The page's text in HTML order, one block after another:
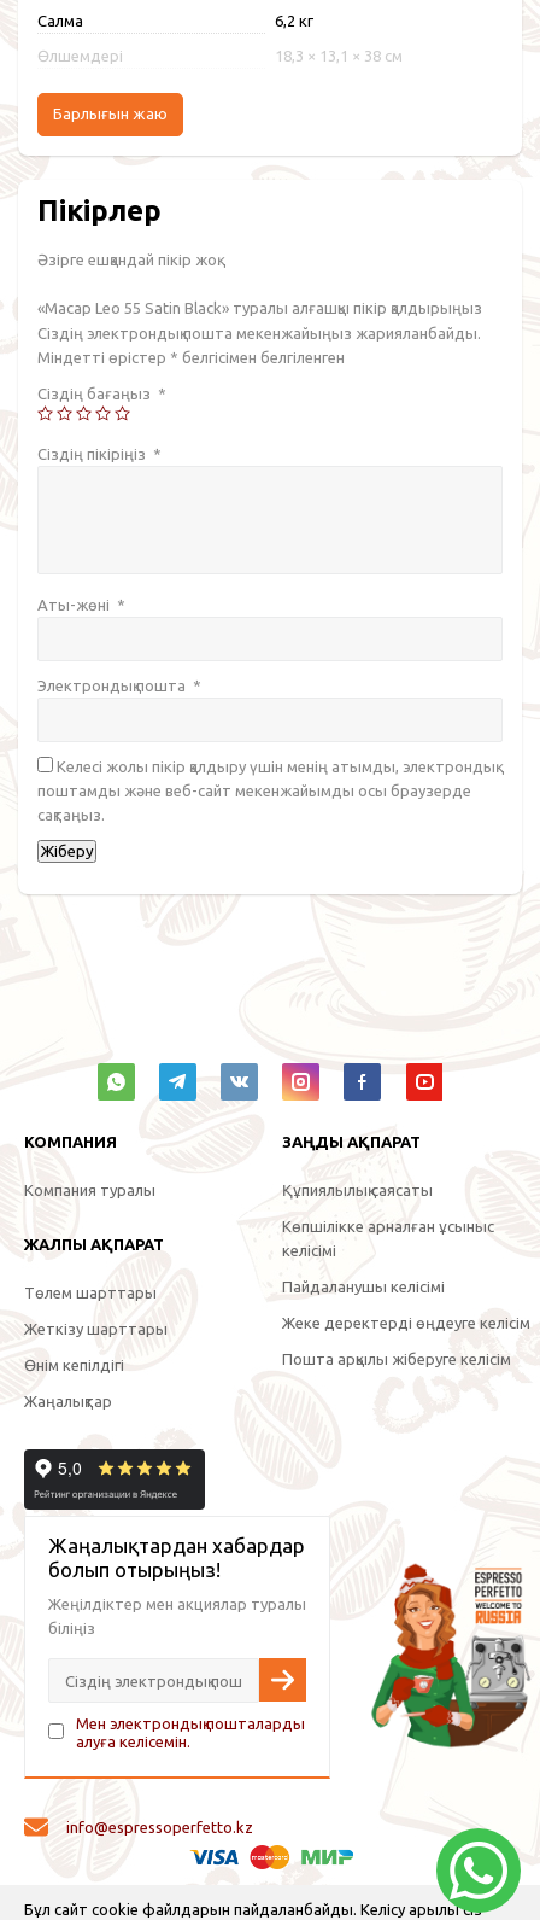
Салмақ 6,2 кг
Өлшемдері 18,3 × 13,1 × 38 см
Барлығын жаю
Пікірлер
Әзірге ешқандай пікір жоқ.
«Macap Leo 55 Satin Black» туралы алғашқы пікір қалдырыңыз
Сіздің электрондық пошта мекенжайыңыз жарияланбайды.
Міндетті өрістер * белгісімен белгіленген
Сіздің бағаңыз *
Сіздің пікіріңіз *
Аты-жөні *
Электрондық пошта *
Келесі жолы пікір қалдыру үшін менің атымды, электрондық
поштамды және веб-сайт мекенжайымды осы браузерде
сақтаңыз.
Бұл сайт cookie файлдарын пайдаланбайды. Келісу арқылы сіз
КОМПАНИЯ
Компания туралы
ЖАЛПЫ АҚПАРАТ
Төлем шарттары
Жеткізу шарттары
Өнім кепілдігі
Жаңалықтар
ЗАҢДЫ АҚПАРАТ
Құпиялылық саясаты
Көпшілікке арналған ұсыныс
келісімі
Пайдаланушы келісімі
Жеке деректерді өңдеуге келісім
Пошта арқылы жіберуге келісім
Жаңалықтардан хабардар
болып отырыңыз!
Жеңілдіктер мен акциялар туралы
біліңіз
Мен электрондық пошталарды
алуға келісемін.
info@espressoperfetto.kz
© 2026 Espresso Perfetto — кофе жабдықтары және кофе